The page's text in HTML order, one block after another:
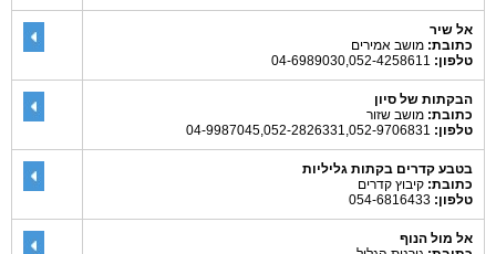
אל שיר
כתובת: מושב אמירים
טלפון:
הבקתות של סיון
כתובת: מושב שזור
טלפון:
בטבע קדרים בקתות גליליות
כתובת: קיבוץ קדרים
טלפון:
אל מול הנוף